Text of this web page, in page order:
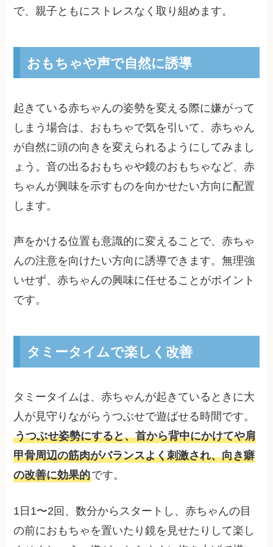
で、親子ともにストレスなく取り組めます。
おもちゃや声で自然に誘導
起きている赤ちゃんの姿勢を変える際に嫌がって
しまう場合は、おもちゃで気を引いて、赤ちゃん
が自然に頭の向きを変えられるようにしてみまし
ょう。音の出るおもちゃや鏡のおもちゃなど、赤
ちゃんが興味を示すものを向かせたい方向に配置
します。
声をかける位置も意識的に変えることで、赤ちゃ
んの注意を向けたい方向に誘導できます。無理強
いせず、赤ちゃんの興味に任せることがポイント
です。
タミータイムで楽しく改善
タミータイムは、赤ちゃんが起きているときに大
人が見守りながらうつぶせで遊ばせる時間です。
うつぶせ姿勢にすると、首から背中にかけてや肩
甲骨周辺の筋肉がバランスよく刺激され、向き癖
の改善に効果的です。
1日1〜2回、数分からスタートし、赤ちゃんの目
の前におもちゃを置いたり鏡を見せたりして楽し